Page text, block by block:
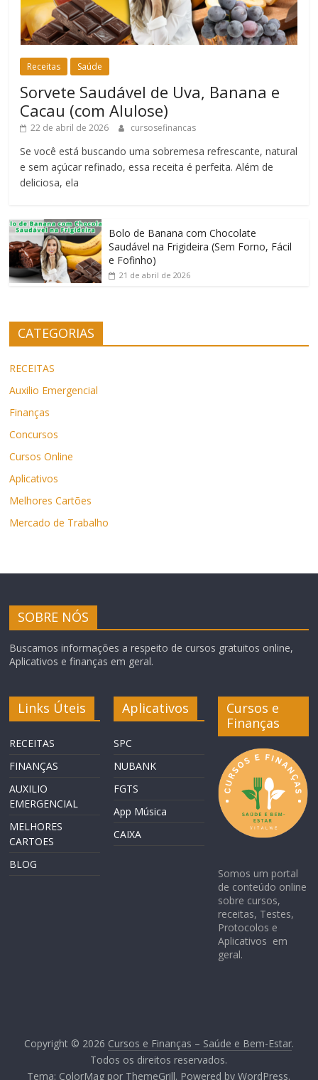
Receitas Saúde
Sorvete Saudável de Uva, Banana e
Cacau (com Alulose)
22 de abril de 2026 cursosefinancas
Se você está buscando uma sobremesa refrescante, natural
e sem açúcar refinado, essa receita é perfeita. Além de
deliciosa, ela
Bolo de Banana com Chocolate
Saudável na Frigideira (Sem Forno, Fácil
e Fofinho)
21 de abril de 2026
CATEGORIAS
RECEITAS
Auxilio Emergencial
Finanças
Concursos
Cursos Online
Aplicativos
Melhores Cartões
Mercado de Trabalho
SOBRE NÓS
Buscamos informações a respeito de cursos gratuitos online,
Aplicativos e finanças em geral.
Links Úteis
RECEITAS
FINANÇAS
AUXILIO
EMERGENCIAL
MELHORES
CARTOES
BLOG
Aplicativos
SPC
NUBANK
FGTS
App Música
CAIXA
Cursos e
Finanças
Somos um portal
de conteúdo online
sobre cursos,
receitas, Testes,
Protocolos e
Aplicativos em
geral.
Copyright © 2026 Cursos e Finanças – Saúde e Bem-Estar.
Todos os direitos reservados.
Tema: ColorMag por ThemeGrill. Powered byWordPress.